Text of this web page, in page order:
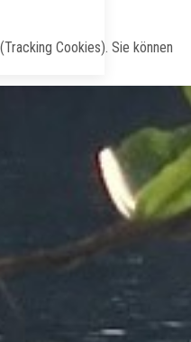
Cookies). Sie können